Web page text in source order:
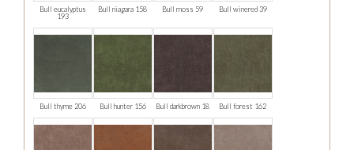
Bull eucalyptus
193
Bull niagara 158 Bull moss 59 Bull winered 39
Bull thyme 206 Bull hunter 156 Bull darkbrown 18 Bull forest 162